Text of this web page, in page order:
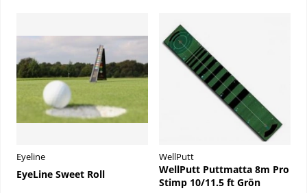
Eyeline
EyeLine Sweet Roll
WellPutt
WellPutt Puttmatta 8m Pro
Stimp 10/11.5 ft Grön